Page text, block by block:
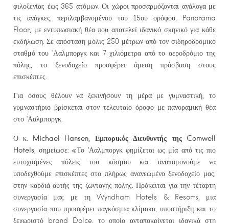
φιλοξενίας έως 365 ατόμων. Οι χώροι προσαρμόζονται ανάλογα με
τις ανάγκες, περιλαμβανομένου του 15ου ορόφου, Panorama
Floor, με εντυπωσιακή θέα που αποτελεί ιδανικό σκηνικό για κάθε
εκδήλωση. Σε απόσταση μόλις 250 μέτρων από τον σιδηροδρομικό
σταθμό του ‘Ααλμποργκ και 7 χιλιόμετρα από το αεροδρόμιο της
πόλης, το ξενοδοχείο προσφέρει άμεση πρόσβαση στους
επισκέπτες.
Για όσους θέλουν να ξεκινήσουν τη μέρα με γυμναστική, το
γυμναστήριο βρίσκεται στον τελευταίο όροφο με πανοραμική θέα
στο ‘Ααλμποργκ.
Ο κ. Michael Hansen, Εμπορικός Διευθυντής της Comwell
Hotels, σημείωσε: «Το ‘Ααλμποργκ φημίζεται ως μία από τις πιο
ευτυχισμένες πόλεις του κόσμου και ανυπομονούμε να
υποδεχθούμε επισκέπτες στο πλήρως ανανεωμένο ξενοδοχείο μας,
στην καρδιά αυτής της ζωντανής πόλης. Πρόκειται για την τέταρτη
συνεργασία μας με τη Wyndham Hotels & Resorts, μια
συνεργασία που προσφέρει παγκόσμια κλίμακα, υποστήριξη και το
ξεχωριστό brand Dolce, το οποίο ανταποκρίνεται ιδανικά στη